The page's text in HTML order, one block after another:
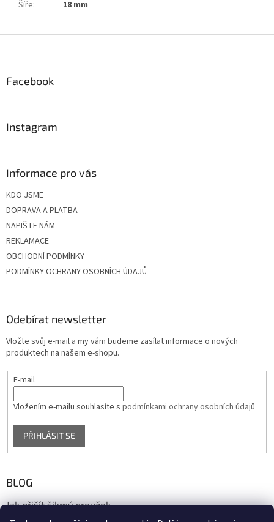
Šíře: 18 mm
Facebook
Instagram
Informace pro vás
KDO JSME
DOPRAVA A PLATBA
NAPIŠTE NÁM
REKLAMACE
OBCHODNÍ PODMÍNKY
PODMÍNKY OCHRANY OSOBNÍCH ÚDAJŮ
Odebírat newsletter
Vložte svůj e-mail a my vám budeme zasílat informace o nových
produktech na našem e-shopu.
E-mail
Vložením e-mailu souhlasíte s podmínkami ochrany osobních údajů
PŘIHLÁSIT SE
BLOG
Jak přišít šikmý proužek